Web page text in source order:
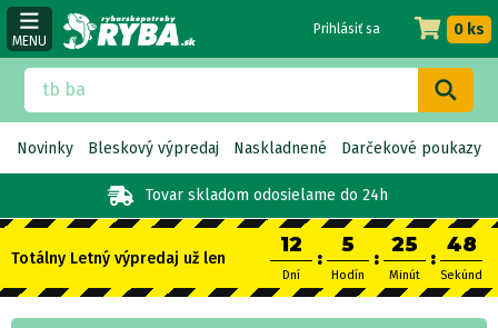
MENU
Tovar skladom odosielame do 24h
Prihlásiť sa 0 ks
Novinky Bleskový výpredaj Naskladnené Darčekové poukazy
Totálny Letný výpredaj už len
12
Dní
:
5
Hodín
:
25
Minút
:
48
Sekúnd